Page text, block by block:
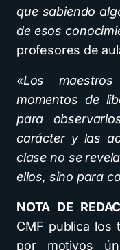
que sabiendo
de esos
profesores de
«Los
momentos de
para
carácter y las
clase no se
ellos, sino para
NOTA DE
CMF publica los
por motivos